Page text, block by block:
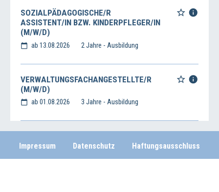
SOZIALPÄDAGOGISCHE/R
ASSISTENT/IN BZW. KINDERPFLEGER/IN
(M/W/D)
ab 13.08.2026 2 Jahre - Ausbildung
VERWALTUNGSFACHANGESTELLTE/R
(M/W/D)
ab 01.08.2026 3 Jahre - Ausbildung
Impressum Datenschutz Haftungsausschluss